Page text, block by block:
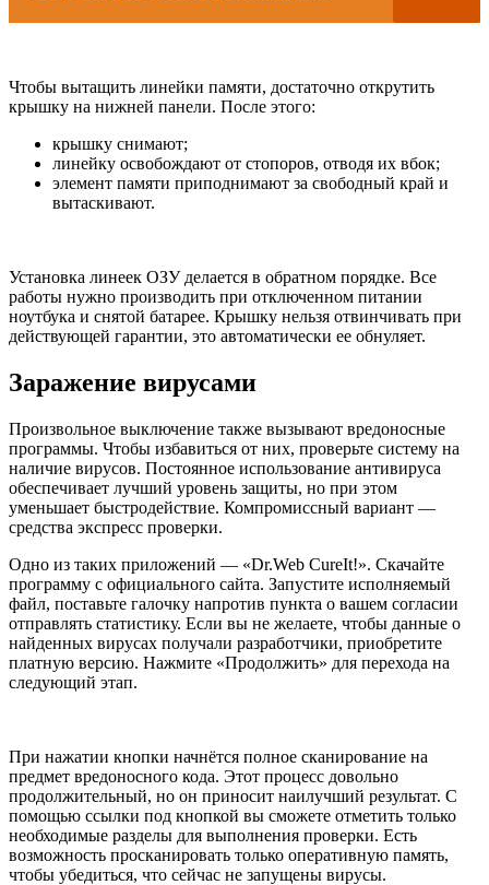
Чтобы вытащить линейки памяти, достаточно открутить
крышку на нижней панели. После этого:
крышку снимают;
линейку освобождают от стопоров, отводя их вбок;
элемент памяти приподнимают за свободный край и
вытаскивают.
Установка линеек ОЗУ делается в обратном порядке. Все
работы нужно производить при отключенном питании
ноутбука и снятой батарее. Крышку нельзя отвинчивать при
действующей гарантии, это автоматически ее обнуляет.
Заражение вирусами
Произвольное выключение также вызывают вредоносные
программы. Чтобы избавиться от них, проверьте систему на
наличие вирусов. Постоянное использование антивируса
обеспечивает лучший уровень защиты, но при этом
уменьшает быстродействие. Компромиссный вариант —
средства экспресс проверки.
Одно из таких приложений — «Dr.Web CureIt!». Скачайте
программу с официального сайта. Запустите исполняемый
файл, поставьте галочку напротив пункта о вашем согласии
отправлять статистику. Если вы не желаете, чтобы данные о
найденных вирусах получали разработчики, приобретите
платную версию. Нажмите «Продолжить» для перехода на
следующий этап.
При нажатии кнопки начнётся полное сканирование на
предмет вредоносного кода. Этот процесс довольно
продолжительный, но он приносит наилучший результат. С
помощью ссылки под кнопкой вы сможете отметить только
необходимые разделы для выполнения проверки. Есть
возможность просканировать только оперативную память,
чтобы убедиться, что сейчас не запущены вирусы.